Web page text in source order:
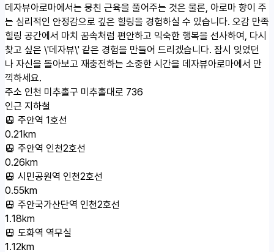
데자뷰아로마에서는 뭉친 근육을 풀어주는 것은 물론, 아로마 향이 주
는 심리적인 안정감으로 깊은 힐링을 경험하실 수 있습니다. 오감 만족
힐링 공간에서 마치 꿈속처럼 편안하고 익숙한 행복을 선사하여, 다시
찾고 싶은 \'데자뷰\' 같은 경험을 만들어 드리겠습니다. 잠시 잊었던
나 자신을 돌아보고 재충전하는 소중한 시간을 데자뷰아로마에서 만
끽하세요.
주소 인천 미추홀구 미추홀대로 736
인근 지하철
주안역 1호선
0.21km
주안역 인천2호선
0.26km
시민공원역 인천2호선
0.55km
주안국가산단역 인천2호선
1.18km
도화역 역무실
1.12km